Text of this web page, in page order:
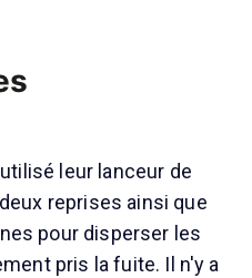
leur lanceur de
reprises ainsi que
pour disperser les
pris la fuite. Il n'y a